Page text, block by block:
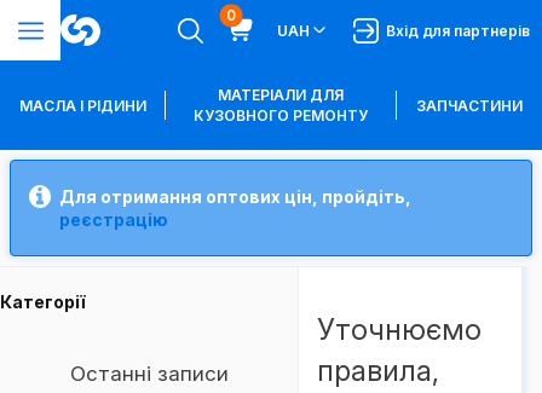
0
UAH
Вхід для партнерів
МАСЛА І РІДИНИ
МАТЕРІАЛИ ДЛЯ
КУЗОВНОГО РЕМОНТУ
ЗАПЧАСТИНИ
Для отримання оптових цін, пройдіть,
реєстрацію
Категорії
Останні записи
Уточнюємо
правила,